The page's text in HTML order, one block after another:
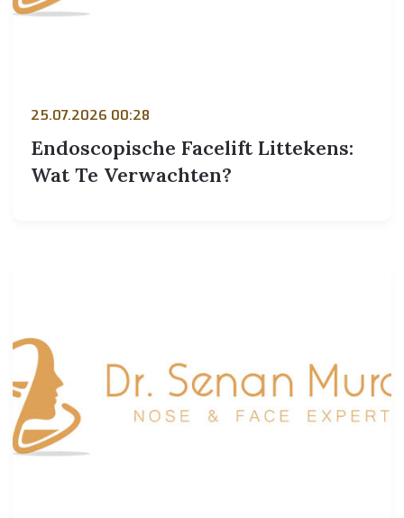
25.07.2026 00:28
Endoscopische Facelift Littekens:
Wat Te Verwachten?